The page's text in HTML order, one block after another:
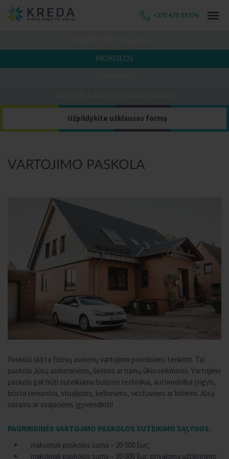
+370 675 59376
PASKOLOS
Užpildykite užklausos formą
VARTOJIMO PASKOLA
Paskola skirta fizinių asmenų vartojimo poreikiams tenkinti. Tai
paskola Jūsų asmeninėms, šeimos ar namų ūkio reikmėms. Vartojimo
paskola gali būti suteikiama buitinei technikai, automobiliui įsigyti,
būsto remontui, studijoms, kelionėms, vestuvėms ar kitiems Jūsų
norams ar svajonėms įgyvendinti!
PAGRINDINĖS VARTOJIMO PASKOLOS SUTEIKIMO SĄLYGOS:
maksimali paskolos suma – 20 000 Eur;
maksimali paskolos suma – 30 000 Eur, privaloma užtikrinimo